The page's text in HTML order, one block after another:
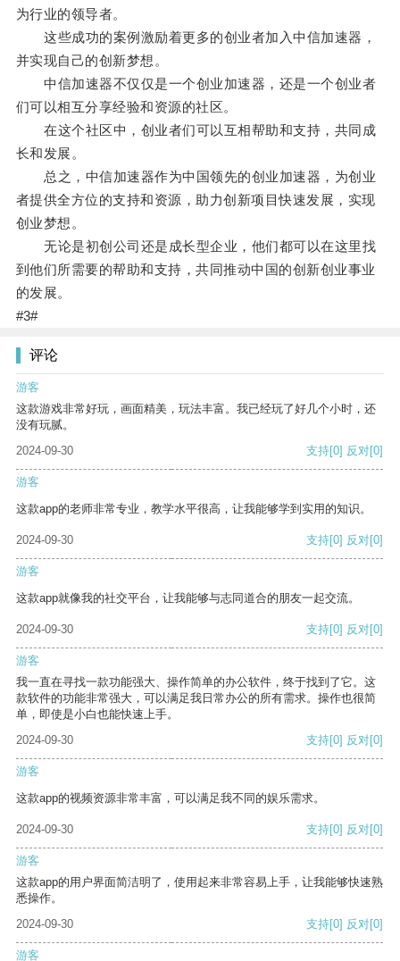
为行业的领导者。
这些成功的案例激励着更多的创业者加入中信加速器，
并实现自己的创新梦想。
中信加速器不仅仅是一个创业加速器，还是一个创业者
们可以相互分享经验和资源的社区。
在这个社区中，创业者们可以互相帮助和支持，共同成
长和发展。
总之，中信加速器作为中国领先的创业加速器，为创业
者提供全方位的支持和资源，助力创新项目快速发展，实现
创业梦想。
无论是初创公司还是成长型企业，他们都可以在这里找
到他们所需要的帮助和支持，共同推动中国的创新创业事业
的发展。
#3#
评论
游客
这款游戏非常好玩，画面精美，玩法丰富。我已经玩了好几个小时，还
没有玩腻。
2024-09-30
支持[0] 反对[0]
游客
这款app的老师非常专业，教学水平很高，让我能够学到实用的知识。
2024-09-30 支持[0] 反对[0]
游客
这款app就像我的社交平台，让我能够与志同道合的朋友一起交流。
2024-09-30 支持[0] 反对[0]
游客
我一直在寻找一款功能强大、操作简单的办公软件，终于找到了它。这
款软件的功能非常强大，可以满足我日常办公的所有需求。操作也很简
单，即使是小白也能快速上手。
2024-09-30
支持[0] 反对[0]
游客
这款app的视频资源非常丰富，可以满足我不同的娱乐需求。
2024-09-30 支持[0] 反对[0]
游客
这款app的用户界面简洁明了，使用起来非常容易上手，让我能够快速熟
悉操作。
2024-09-30
支持[0] 反对[0]
游客